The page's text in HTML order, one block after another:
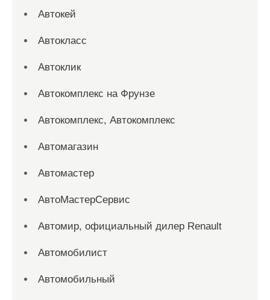
Автокей
Автокласс
Автоклик
Автокомплекс на Фрунзе
Автокомплекс, Автокомплекс
Автомагазин
Автомастер
АвтоМастерСервис
Автомир, официальный дилер Renault
Автомобилист
Автомобильный